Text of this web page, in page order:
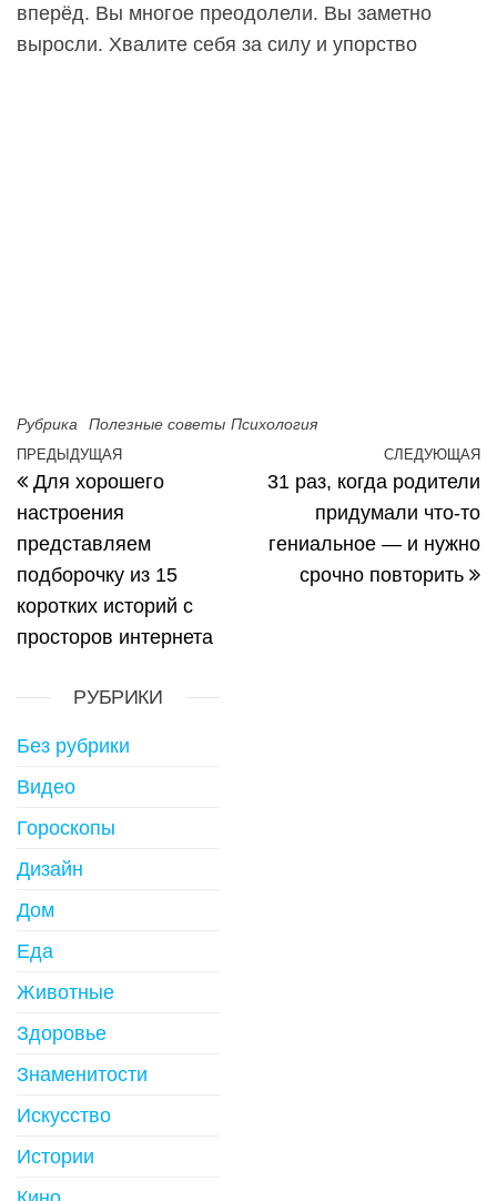
вперёд. Вы многое преодолели. Вы заметно
выросли. Хвалите себя за силу и упорство
Рубрика Полезные советы Психология
Навигация по записям
Предыдущая запись
ПРЕДЫДУЩАЯ
Для хорошего
настроения
представляем
подборочку из 15
коротких историй с
просторов интернета
СЛЕДУЮЩАЯ
31 раз, когда родители
придумали что-то
гениальное — и нужно
срочно повторить
РУБРИКИ
Без рубрики
Видео
Гороскопы
Дизайн
Дом
Еда
Животные
Здоровье
Знаменитости
Искусство
Истории